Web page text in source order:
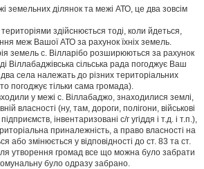
земельних ділянок та межі АТО, це два зовсім
здійснюється тоді, коли йдеться,
меж Вашої АТО за рахунок їхніх земель.
земель с. Вілларібо розширюються за рахунок
Віллабаджівська сільська рада погоджує Ваш
села належать до різних територіальних
погоджує тільки сама громада).
у межі с. Віллабаджо, знаходилися землі,
власності (ну, там, дороги, полігони, військові
інвентаризовані с/г угіддя і т.д. і т.п.),
приналежність, а право власності на
або змінюється у відповідності до ст. 83 та ст.
утворення громад все що можна було забрати
було одразу забрано.